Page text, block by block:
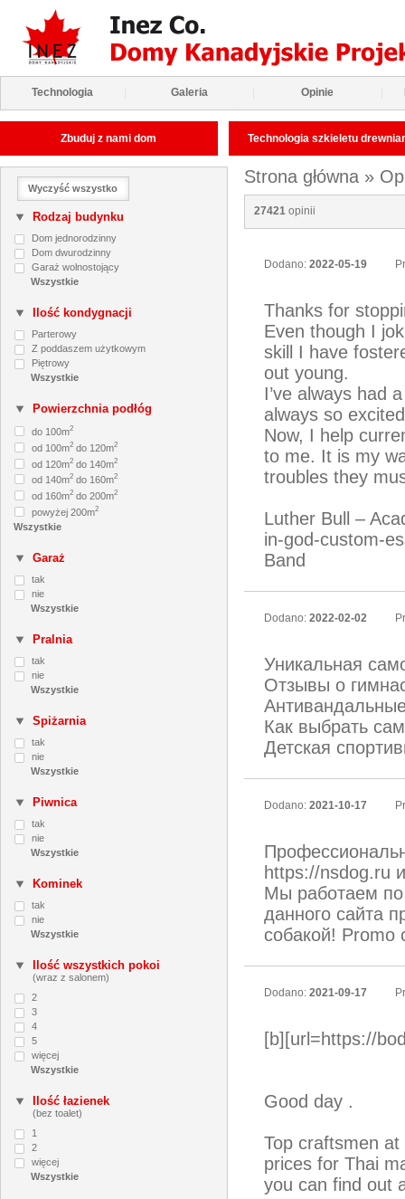
Technologia Galeria Opinie
Zbuduj z nami dom Technologia szkieletu
Wyczyść wszystko
Rodzaj budynku
Dom jednorodzinny
Dom dwurodzinny
Garaż wolnostojący
Ilość kondygnacji
Parterowy
Z poddaszem użytkowym
Piętrowy
Powierzchnia podłóg
do 100m2
od 100m2 do 120m2
od 120m2 do 140m2
od 140m2 do 160m2
od 160m2 do 200m2
powyżej 200m2
Garaż
tak
nie
Pralnia
tak
nie
Spiżarnia
tak
nie
Piwnica
tak
nie
Kominek
tak
nie
Ilość wszystkich pokoi
(wraz z salonem)
2
3
4
5
więcej
Ilość łazienek
(bez toalet)
1
2
więcej
Strona główna »
27421 opinii
Dodano: 2022-05-19
Thanks for
Even though I
skill I have
out young.
I’ve always had
always so
Now, I help
to me. It is my
troubles they
Luther Bull –
in-god-custom-
Band
Dodano: 2022-02-02
Уникальная
Отзывы о
Как выбрать
Детская
Dodano: 2021-10-17
https://nsdog.ru
Мы работаем по
данного сайта
собакой! Promo
Dodano: 2021-09-17
[b][url=https://
Good day .
Top craftsmen
prices for Thai
you can find out